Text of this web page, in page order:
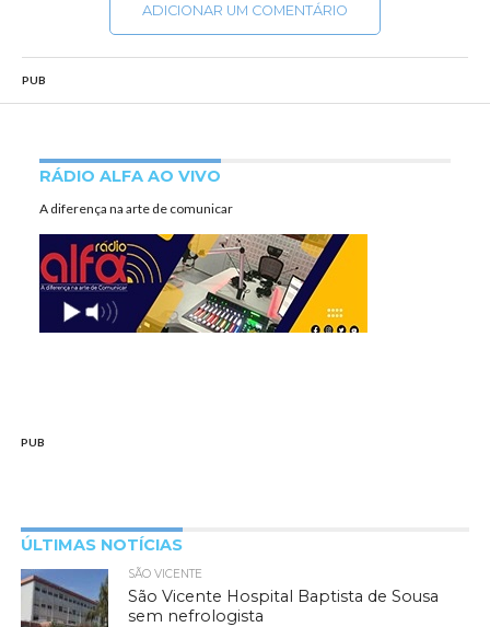
ADICIONAR UM COMENTÁRIO
PUB
RÁDIO ALFA AO VIVO
A diferença na arte de comunicar
PUB
ÚLTIMAS NOTÍCIAS
SÃO VICENTE
São Vicente Hospital Baptista de Sousa
sem nefrologista